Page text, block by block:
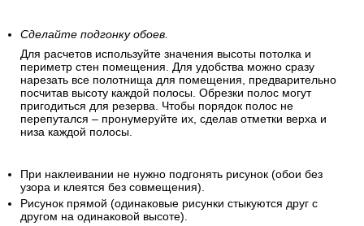
Сделайте подгонку обоев.
Для расчетов используйте значения высоты потолка и
периметр стен помещения. Для удобства можно сразу
нарезать все полотнища для помещения, предварительно
посчитав высоту каждой полосы. Обрезки полос могут
пригодиться для резерва. Чтобы порядок полос не
перепутался – пронумеруйте их, сделав отметки верха и
низа каждой полосы.
При наклеивании не нужно подгонять рисунок (обои без
узора и клеятся без совмещения).
Рисунок прямой (одинаковые рисунки стыкуются друг с
другом на одинаковой высоте).